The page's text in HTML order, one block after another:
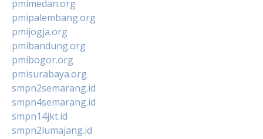
pmimedan.org
pmipalembang.org
pmijogja.org
pmibandung.org
pmibogor.org
pmisurabaya.org
smpn2semarang.id
smpn4semarang.id
smpn14jkt.id
smpn2lumajang.id